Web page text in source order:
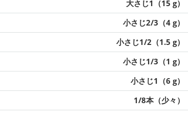
大さじ1（15 g）
小さじ2/3（4 g）
小さじ1/2（1.5 g）
小さじ1/3（1 g）
小さじ1（6 g）
1/8本（少々）